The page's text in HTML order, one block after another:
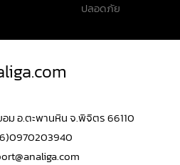
ปลอดภัย
ม อ.ตะพานหิน จ.พิจิตร 66110